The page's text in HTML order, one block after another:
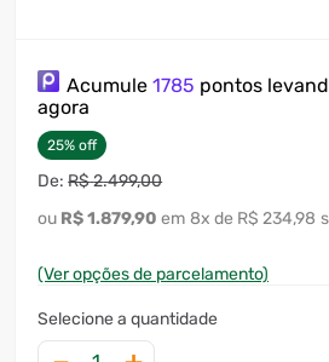
Acumule 1785 pontos
agora
25% off
R$2.499,00
R$1.879,90 8x R$ 234,98
(Ver opções de parcelamento)